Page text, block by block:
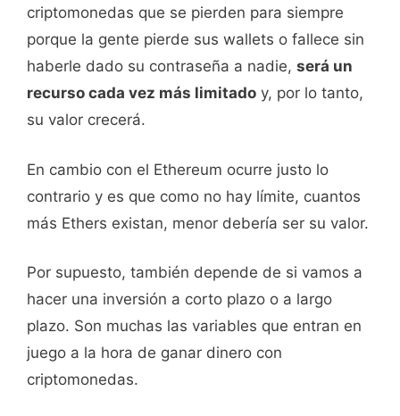
criptomonedas que se pierden para siempre
porque la gente pierde sus wallets o fallece sin
haberle dado su contraseña a nadie, será un
recurso cada vez más limitado y, por lo tanto,
su valor crecerá.
En cambio con el Ethereum ocurre justo lo
contrario y es que como no hay límite, cuantos
más Ethers existan, menor debería ser su valor.
Por supuesto, también depende de si vamos a
hacer una inversión a corto plazo o a largo
plazo. Son muchas las variables que entran en
juego a la hora de ganar dinero con
criptomonedas.